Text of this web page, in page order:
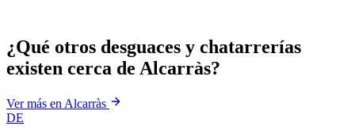
¿Qué otros desguaces y chatarrerías
existen cerca de Alcarràs?
Ver más en Alcarràs
DE